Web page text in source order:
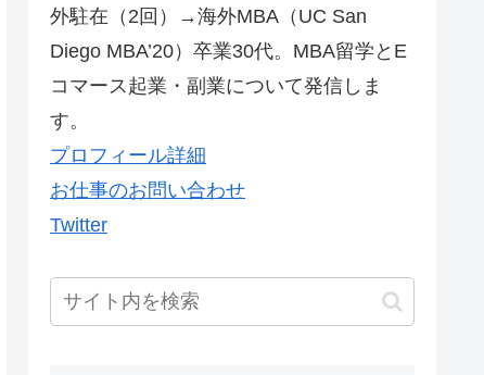
外駐在（2回）→海外MBA（UC San
Diego MBA’20）卒業30代。MBA留学とE
コマース起業・副業について発信しま
す。
プロフィール詳細
お仕事のお問い合わせ
Twitter